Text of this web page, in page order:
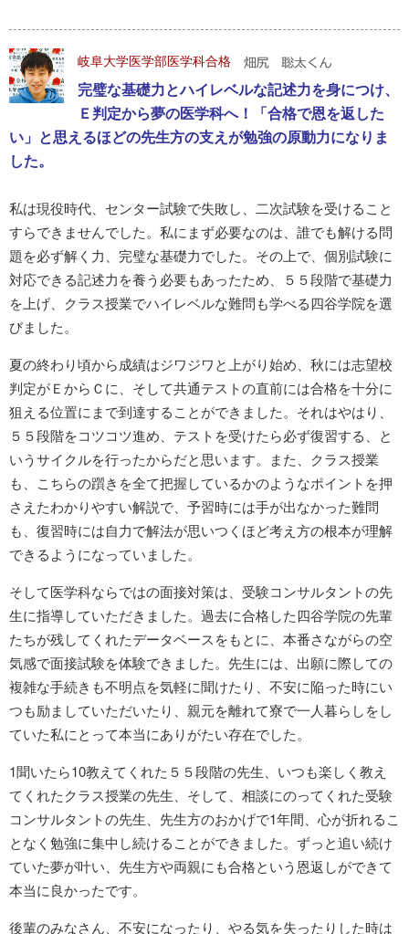
岐阜大学医学部医学科合格
完璧な基礎力とハイレベルな記述力を身につけ、
Ｅ判定から夢の医学科へ！「合格で恩を返した
い」と思えるほどの先生方の支えが勉強の原動力になりま
した。
私は現役時代、センター試験で失敗し、二次試験を受けること
すらできませんでした。私にまず必要なのは、誰でも解ける問
題を必ず解く力、完璧な基礎力でした。その上で、個別試験に
対応できる記述力を養う必要もあったため、５５段階で基礎力
を上げ、クラス授業でハイレベルな難問も学べる四谷学院を選
びました。
夏の終わり頃から成績はジワジワと上がり始め、秋には志望校
判定がＥからＣに、そして共通テストの直前には合格を十分に
狙える位置にまで到達することができました。それはやはり、
５５段階をコツコツ進め、テストを受けたら必ず復習する、と
いうサイクルを行ったからだと思います。また、クラス授業
も、こちらの躓きを全て把握しているかのようなポイントを押
さえたわかりやすい解説で、予習時には手が出なかった難問
も、復習時には自力で解法が思いつくほど考え方の根本が理解
できるようになっていました。
そして医学科ならではの面接対策は、受験コンサルタントの先
生に指導していただきました。過去に合格した四谷学院の先輩
たちが残してくれたデータベースをもとに、本番さながらの空
気感で面接試験を体験できました。先生には、出願に際しての
複雑な手続きも不明点を気軽に聞けたり、不安に陥った時にい
つも励ましていただいたり、親元を離れて寮で一人暮らしをし
ていた私にとって本当にありがたい存在でした。
1聞いたら10教えてくれた５５段階の先生、いつも楽しく教え
てくれたクラス授業の先生、そして、相談にのってくれた受験
コンサルタントの先生、先生方のおかげで1年間、心が折れるこ
となく勉強に集中し続けることができました。ずっと追い続け
ていた夢が叶い、先生方や両親にも合格という恩返しができて
本当に良かったです。
後輩のみなさん、不安になったり、やる気を失ったりした時は